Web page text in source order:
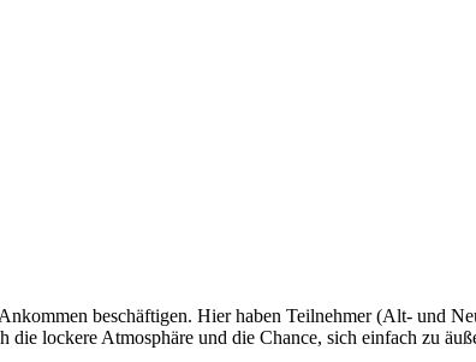
beschäftigen. Hier haben Teilnehmer (Alt- und
lockere Atmosphäre und die Chance, sich einfach zu